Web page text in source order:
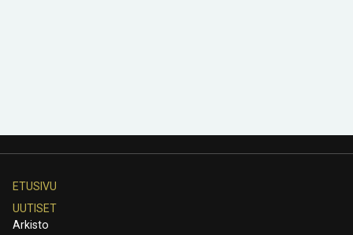
ETUSIVU
UUTISET
Arkisto